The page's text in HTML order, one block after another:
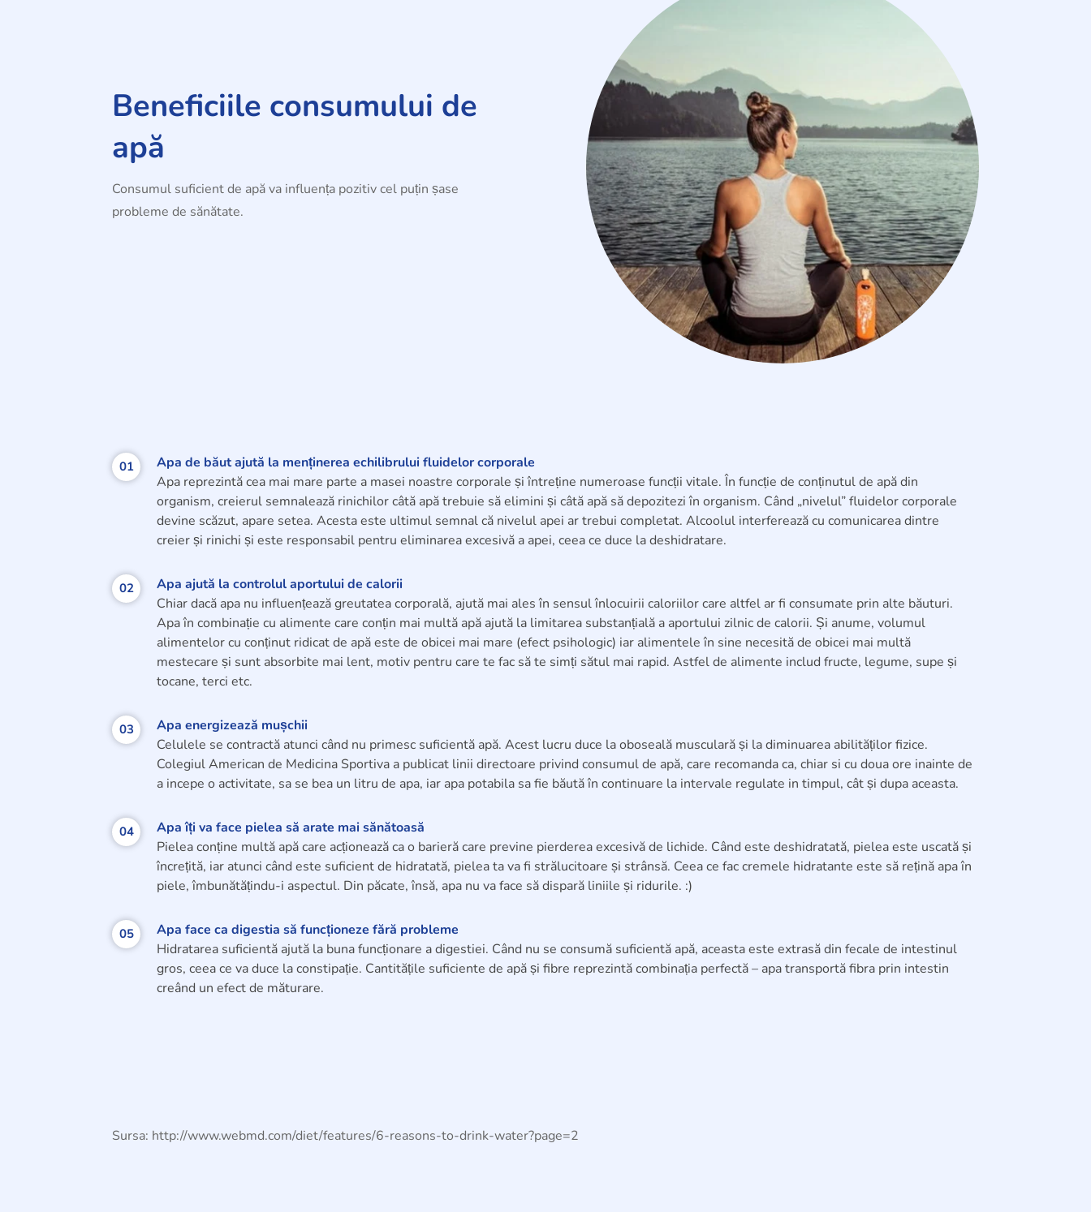
Beneficiile consumului de
apă
Consumul suficient de apă va influența pozitiv cel puțin șase
probleme de sănătate.
01
Apa de băut ajută la menținerea echilibrului fluidelor corporale
Apa reprezintă cea mai mare parte a masei noastre corporale și întreține numeroase funcții vitale. În funcție de conținutul de apă din
organism, creierul semnalează rinichilor câtă apă trebuie să elimini și câtă apă să depozitezi în organism. Când „nivelul” fluidelor corporale
devine scăzut, apare setea. Acesta este ultimul semnal că nivelul apei ar trebui completat. Alcoolul interferează cu comunicarea dintre
creier și rinichi și este responsabil pentru eliminarea excesivă a apei, ceea ce duce la deshidratare.
02
Apa ajută la controlul aportului de calorii
Chiar dacă apa nu influențează greutatea corporală, ajută mai ales în sensul înlocuirii caloriilor care altfel ar fi consumate prin alte băuturi.
Apa în combinație cu alimente care conțin mai multă apă ajută la limitarea substanțială a aportului zilnic de calorii. Și anume, volumul
alimentelor cu conținut ridicat de apă este de obicei mai mare (efect psihologic) iar alimentele în sine necesită de obicei mai multă
mestecare și sunt absorbite mai lent, motiv pentru care te fac să te simți sătul mai rapid. Astfel de alimente includ fructe, legume, supe și
tocane, terci etc.
03
Apa energizează mușchii
Celulele se contractă atunci când nu primesc suficientă apă. Acest lucru duce la oboseală musculară și la diminuarea abilităților fizice.
Colegiul American de Medicina Sportiva a publicat linii directoare privind consumul de apă, care recomanda ca, chiar si cu doua ore inainte de
a incepe o activitate, sa se bea un litru de apa, iar apa potabila sa fie băută în continuare la intervale regulate in timpul, cât și dupa aceasta.
04
Apa îți va face pielea să arate mai sănătoasă
Pielea conține multă apă care acționează ca o barieră care previne pierderea excesivă de lichide. Când este deshidratată, pielea este uscată și
încrețită, iar atunci când este suficient de hidratată, pielea ta va fi strălucitoare și strânsă. Ceea ce fac cremele hidratante este să rețină apa în
piele, îmbunătățindu-i aspectul. Din păcate, însă, apa nu va face să dispară liniile și ridurile. :)
05
Apa face ca digestia să funcționeze fără probleme
Hidratarea suficientă ajută la buna funcționare a digestiei. Când nu se consumă suficientă apă, aceasta este extrasă din fecale de intestinul
gros, ceea ce va duce la constipație. Cantitățile suficiente de apă și fibre reprezintă combinația perfectă – apa transportă fibra prin intestin
creând un efect de măturare.
Sursa: http://www.webmd.com/diet/features/6-reasons-to-drink-water?page=2